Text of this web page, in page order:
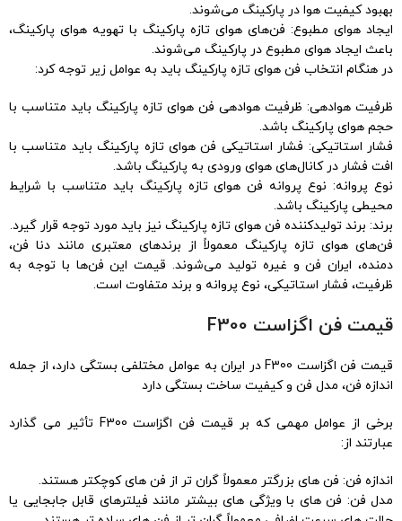
بهبود کیفیت هوا در پارکینگ می‌شوند.
ایجاد هوای مطبوع: فن‌های هوای تازه پارکینگ با تهویه هوای پارکینگ،
باعث ایجاد هوای مطبوع در پارکینگ می‌شوند.
در هنگام انتخاب فن هوای تازه پارکینگ باید به عوامل زیر توجه کرد:
ظرفیت هوادهی: ظرفیت هوادهی فن هوای تازه پارکینگ باید متناسب با
حجم هوای پارکینگ باشد.
فشار استاتیکی: فشار استاتیکی فن هوای تازه پارکینگ باید متناسب با
افت فشار در کانال‌های هوای ورودی به پارکینگ باشد.
نوع پروانه: نوع پروانه فن هوای تازه پارکینگ باید متناسب با شرایط
محیطی پارکینگ باشد.
برند: برند تولیدکننده فن هوای تازه پارکینگ نیز باید مورد توجه قرار گیرد.
فن‌های هوای تازه پارکینگ معمولاً از برندهای معتبری مانند دنا فن،
دمنده، ایران فن و غیره تولید می‌شوند. قیمت این فن‌ها با توجه به
ظرفیت، فشار استاتیکی، نوع پروانه و برند متفاوت است.
قیمت فن اگزاست F300
قیمت فن اگزاست F300 در ایران به عوامل مختلفی بستگی دارد، از جمله
اندازه فن، مدل فن و کیفیت ساخت بستگی دارد
برخی از عوامل مهمی که بر قیمت فن اگزاست F300 تأثیر می گذارد
عبارتند از:
اندازه فن: فن های بزرگتر معمولاً گران تر از فن های کوچکتر هستند.
مدل فن: فن های با ویژگی های بیشتر مانند فیلترهای قابل جابجایی یا